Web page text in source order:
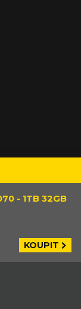
- 1TB 32GB
KOUPIT